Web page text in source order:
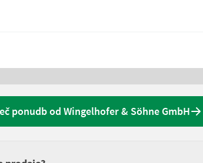
ponudb od Wingelhofer & Söhne GmbH